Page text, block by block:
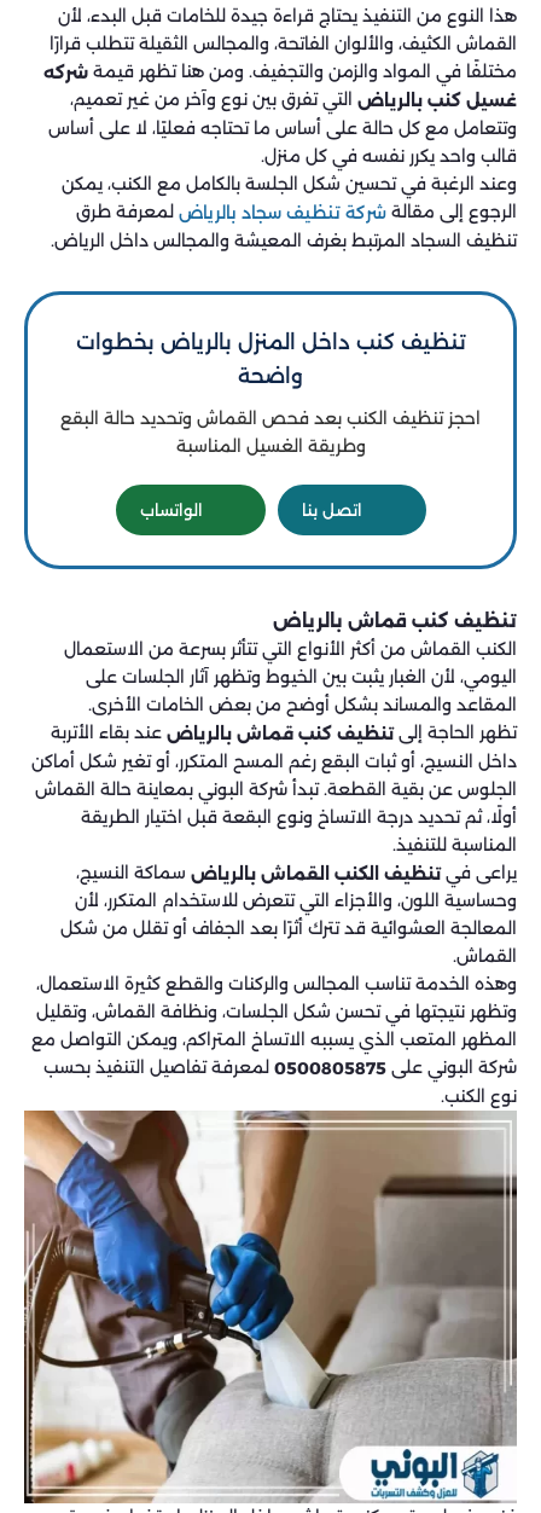
هذا النوع من التنفيذ يحتاج قراءة جيدة للخامات قبل البدء، لأن
القماش الكثيف، والألوان الفاتحة، والمجالس الثقيلة تتطلب قرارًا
مختلفًا في المواد والزمن والتجفيف. ومن هنا تظهر قيمة شركه
غسيل كنب بالرياض التي تفرق بين نوع وآخر من غير تعميم،
وتتعامل مع كل حالة على أساس ما تحتاجه فعليًا، لا على أساس
قالب واحد يكرر نفسه في كل منزل.
وعند الرغبة في تحسين شكل الجلسة بالكامل مع الكنب، يمكن
الرجوع إلى مقالة شركة تنظيف سجاد بالرياض لمعرفة طرق
تنظيف السجاد المرتبط بغرف المعيشة والمجالس داخل الرياض.
تنظيف كنب داخل المنزل بالرياض بخطوات
واضحة
احجز تنظيف الكنب بعد فحص القماش وتحديد حالة البقع
وطريقة الغسيل المناسبة
اتصل بنا الواتساب
تنظيف كنب قماش بالرياض
الكنب القماش من أكثر الأنواع التي تتأثر بسرعة من الاستعمال
اليومي، لأن الغبار يثبت بين الخيوط وتظهر آثار الجلسات على
المقاعد والمساند بشكل أوضح من بعض الخامات الأخرى.
تظهر الحاجة إلىتنظيف كنب قماش بالرياض عند بقاء الأتربة
داخل النسيج، أو ثبات البقع رغم المسح المتكرر، أو تغير شكل أماكن
الجلوس عن بقية القطعة. تبدأ شركة البوني بمعاينة حالة القماش
أولًا، ثم تحديد درجة الاتساخ ونوع البقعة قبل اختيار الطريقة
المناسبة للتنفيذ.
يراعى فيتنظيف الكنب القماش بالرياض سماكة النسيج،
وحساسية اللون، والأجزاء التي تتعرض للاستخدام المتكرر، لأن
المعالجة العشوائية قد تترك أثرًا بعد الجفاف أو تقلل من شكل
القماش.
وهذه الخدمة تناسب المجالس والركنات والقطع كثيرة الاستعمال،
وتظهر نتيجتها في تحسن شكل الجلسات، ونظافة القماش، وتقليل
المظهر المتعب الذي يسببه الاتساخ المتراكم، ويمكن التواصل مع
شركة البوني على 0500805875 لمعرفة تفاصيل التنفيذ بحسب
نوع الكنب.